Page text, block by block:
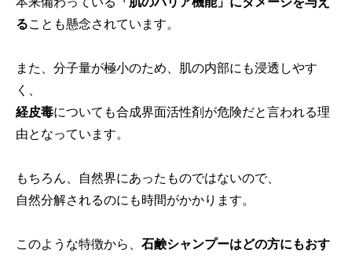
ることも懸念されています。
また、分子量が極小のため、肌の内部にも浸透しやす
く、
経皮毒についても合成界面活性剤が危険だと言われる理
由となっています。
もちろん、自然界にあったものではないので、
自然分解されるのにも時間がかかります。
このような特徴から、 石鹸シャンプーはどの方にもおす